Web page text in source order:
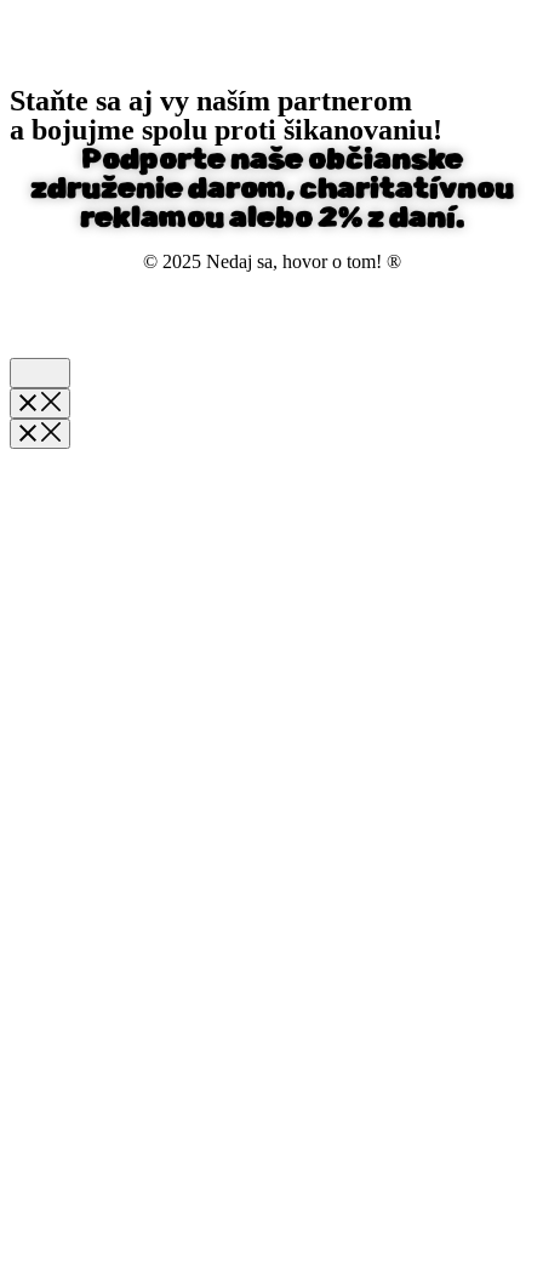
Staňte sa aj vy naším partnerom
a bojujme spolu proti šikanovaniu!
Podporte naše občianske
združenie darom, charitatívnou
reklamou alebo 2% z daní.
© 2025 Nedaj sa, hovor o tom! ®